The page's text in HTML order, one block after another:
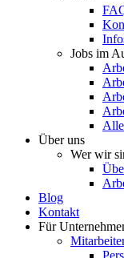
Jobs im
Über uns
Wer wir
Blog
Kontakt
Für